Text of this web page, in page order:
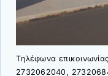
Tηλέφωνα επικοινωνίας
2732062040,